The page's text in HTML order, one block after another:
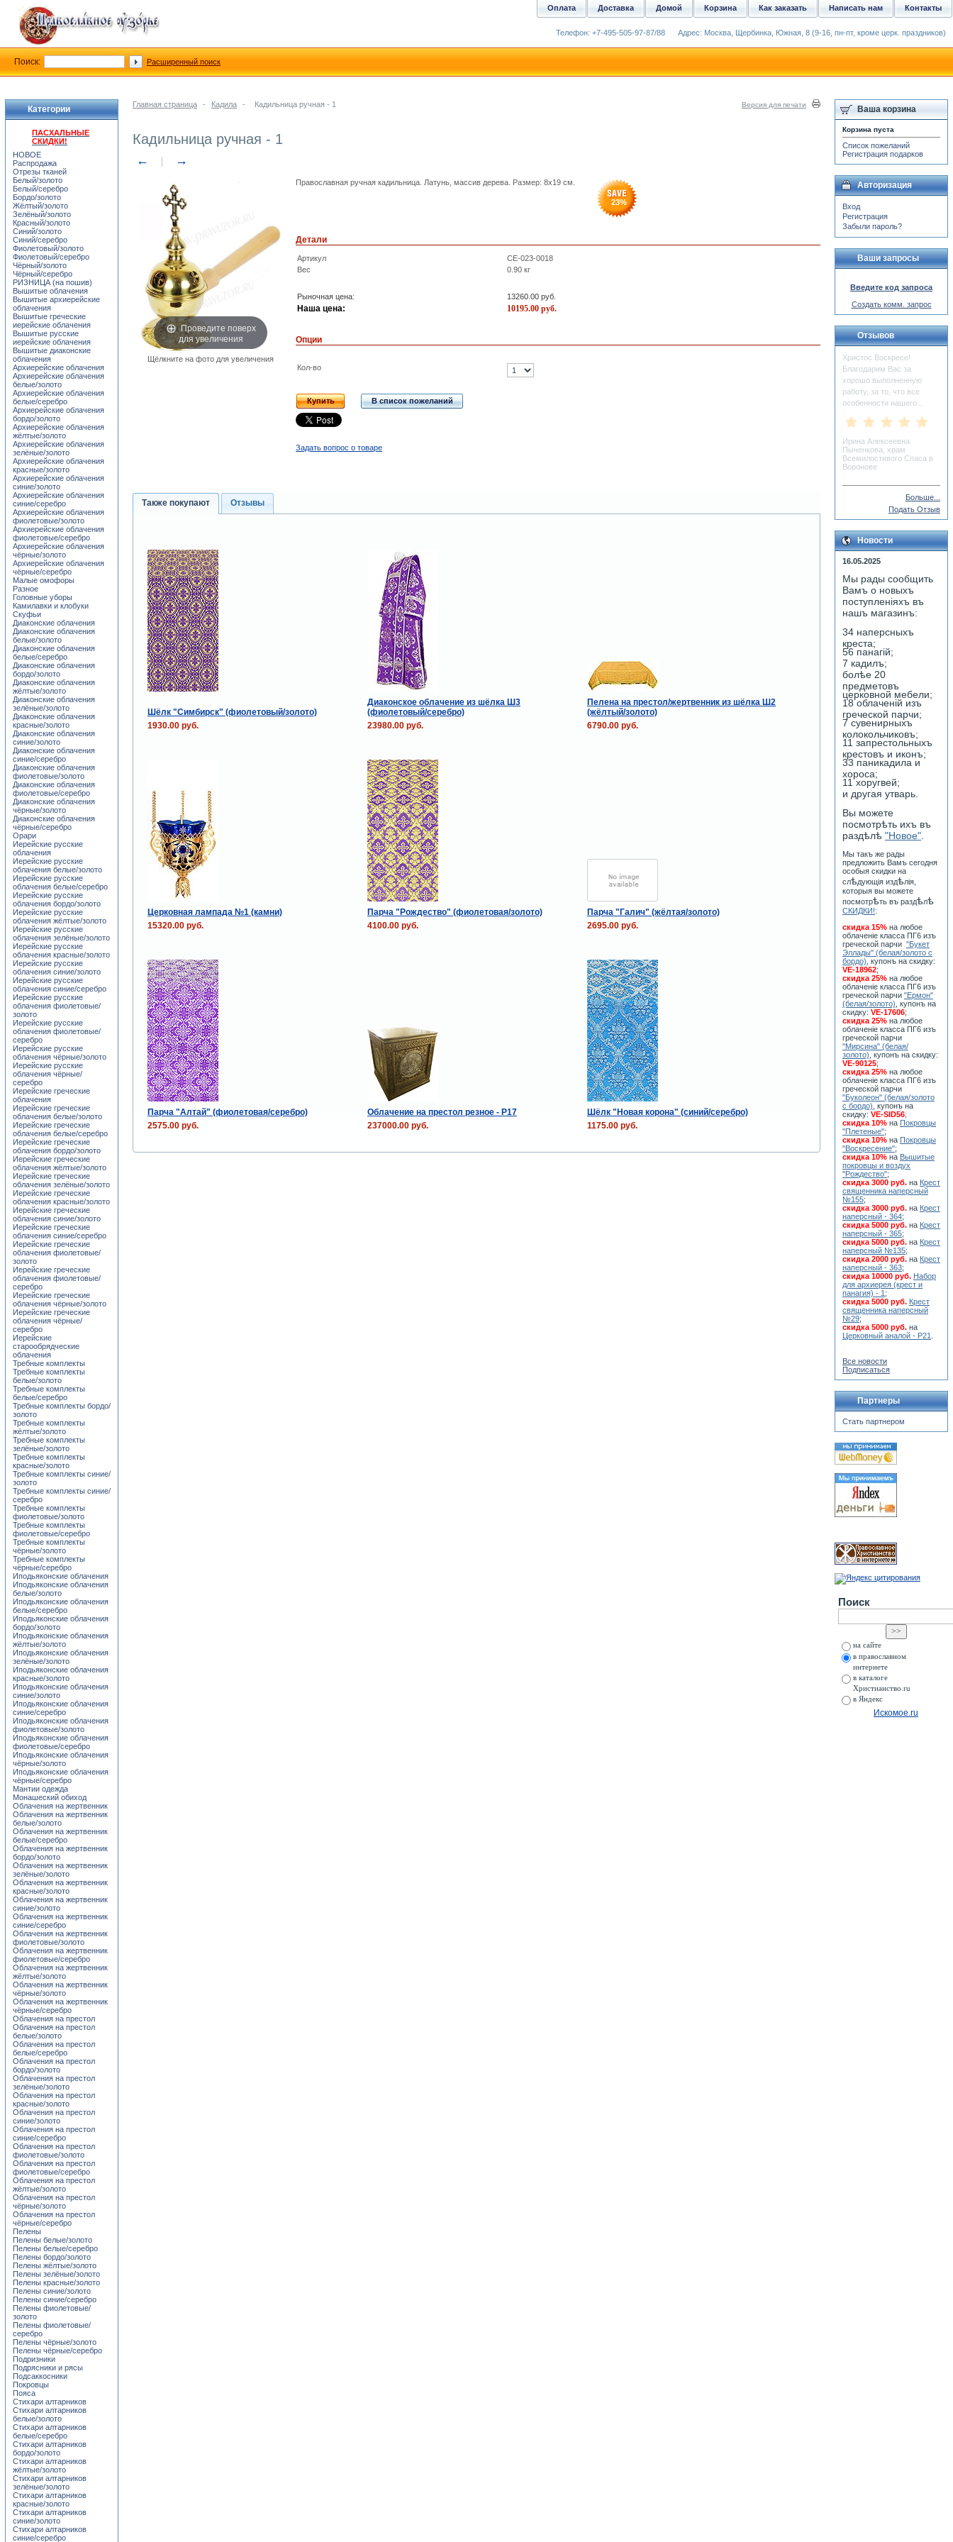
Главная страница - Кадила - Кадильница ручная - 1 Версия для печати
Кадильница ручная - 1
← →
Проведите поверх
для увеличения
Щёлкните на фото для увеличения
Православная ручная кадильница. Латунь, массив дерева. Размер: 8x19 см.
23%
Детали
Артикул
CE-023-0018
Вес
0.90 кг
Рыночная цена: 13260.00 руб.
Наша цена: 10195.00 руб.
Опции
Кол-во
Купить В список пожеланий
Задать вопрос о товаре
Также покупают Отзывы
Шёлк "Симбирск" (фиолетовый/золото)
Диаконское облачение из шёлка Ш3
(фиолетовый/серебро)
Пелена на престол/жертвенник из шёлка Ш2
(жёлтый/золото)
1930.00 руб.
23980.00 руб. 6790.00 руб.
Церковная лампада №1 (камни) Парча "Рождество" (фиолетовая/золото)
Парча "Галич" (жёлтая/золото)
15320.00 руб.
4100.00 руб. 2695.00 руб.
Парча "Алтай" (фиолетовая/серебро) Облачение на престол резное - P17
Шёлк "Новая корона" (синий/серебро)
2575.00 руб.
237000.00 руб. 1175.00 руб.
Категории
ПАСХАЛЬНЫЕ
СКИДКИ!
НОВОЕ
Распродажа
Отрезы тканей
Белый/золото
Белый/серебро
Бордо/золото
Жёлтый/золото
Зелёный/золото
Красный/золото
Синий/золото
Синий/серебро
Фиолетовый/золото
Фиолетовый/серебро
Чёрный/золото
Чёрный/серебро
РИЗНИЦА (на пошив)
Вышитые облачения
Вышитые архиерейские
облачения
Вышитые греческие
иерейские облачения
Вышитые русские
иерейские облачения
Вышитые диаконские
облачения
Архиерейские облачения
Архиерейские облачения
белые/золото
Архиерейские облачения
белые/серебро
Архиерейские облачения
бордо/золото
Архиерейские облачения
жёлтые/золото
Архиерейские облачения
зелёные/золото
Архиерейские облачения
красные/золото
Архиерейские облачения
синие/золото
Архиерейские облачения
синие/серебро
Архиерейские облачения
фиолетовые/золото
Архиерейские облачения
фиолетовые/серебро
Архиерейские облачения
чёрные/золото
Архиерейские облачения
чёрные/серебро
Малые омофоры
Разное
Головные уборы
Камилавки и клобуки
Скуфьи
Диаконские облачения
Диаконские облачения
белые/золото
Диаконские облачения
белые/серебро
Диаконские облачения
бордо/золото
Диаконские облачения
жёлтые/золото
Диаконские облачения
зелёные/золото
Диаконские облачения
красные/золото
Диаконские облачения
синие/золото
Диаконские облачения
синие/серебро
Диаконские облачения
фиолетовые/золото
Диаконские облачения
фиолетовые/серебро
Диаконские облачения
чёрные/золото
Диаконские облачения
чёрные/серебро
Орари
Иерейские русские
облачения
Иерейские русские
облачения белые/золото
Иерейские русские
облачения белые/серебро
Иерейские русские
облачения бордо/золото
Иерейские русские
облачения жёлтые/золото
Иерейские русские
облачения зелёные/золото
Иерейские русские
облачения красные/золото
Иерейские русские
облачения синие/золото
Иерейские русские
облачения синие/серебро
Иерейские русские
облачения фиолетовые/
золото
Иерейские русские
облачения фиолетовые/
серебро
Иерейские русские
облачения чёрные/золото
Иерейские русские
облачения чёрные/
серебро
Иерейские греческие
облачения
Иерейские греческие
облачения белые/золото
Иерейские греческие
облачения белые/серебро
Иерейские греческие
облачения бордо/золото
Иерейские греческие
облачения жёлтые/золото
Иерейские греческие
облачения зелёные/золото
Иерейские греческие
облачения красные/золото
Иерейские греческие
облачения синие/золото
Иерейские греческие
облачения синие/серебро
Иерейские греческие
облачения фиолетовые/
золото
Иерейские греческие
облачения фиолетовые/
серебро
Иерейские греческие
облачения чёрные/золото
Иерейские греческие
облачения чёрные/
серебро
Иерейские
старообрядческие
облачения
Требные комплекты
Требные комплекты
белые/золото
Требные комплекты
белые/серебро
Требные комплекты бордо/
золото
Требные комплекты
жёлтые/золото
Требные комплекты
зелёные/золото
Требные комплекты
красные/золото
Требные комплекты синие/
золото
Требные комплекты синие/
серебро
Требные комплекты
фиолетовые/золото
Требные комплекты
фиолетовые/серебро
Требные комплекты
чёрные/золото
Требные комплекты
чёрные/серебро
Иподьяконские облачения
Иподьяконские облачения
белые/золото
Иподьяконские облачения
белые/серебро
Иподьяконские облачения
бордо/золото
Иподьяконские облачения
жёлтые/золото
Иподьяконские облачения
зелёные/золото
Иподьяконские облачения
красные/золото
Иподьяконские облачения
синие/золото
Иподьяконские облачения
синие/серебро
Иподьяконские облачения
фиолетовые/золото
Иподьяконские облачения
фиолетовые/серебро
Иподьяконские облачения
чёрные/золото
Иподьяконские облачения
чёрные/серебро
Мантии одежда
Монашеский обиход
Облачения на жертвенник
Облачения на жертвенник
белые/золото
Облачения на жертвенник
белые/серебро
Облачения на жертвенник
бордо/золото
Облачения на жертвенник
зелёные/золото
Облачения на жертвенник
красные/золото
Облачения на жертвенник
синие/золото
Облачения на жертвенник
синие/серебро
Облачения на жертвенник
фиолетовые/золото
Облачения на жертвенник
фиолетовые/серебро
Облачения на жертвенник
жёлтые/золото
Облачения на жертвенник
чёрные/золото
Облачения на жертвенник
чёрные/серебро
Облачения на престол
Облачения на престол
белые/золото
Облачения на престол
белые/серебро
Облачения на престол
бордо/золото
Облачения на престол
зелёные/золото
Облачения на престол
красные/золото
Облачения на престол
синие/золото
Облачения на престол
синие/серебро
Облачения на престол
фиолетовые/золото
Облачения на престол
фиолетовые/серебро
Облачения на престол
жёлтые/золото
Облачения на престол
чёрные/золото
Облачения на престол
чёрные/серебро
Пелены
Пелены белые/золото
Пелены белые/серебро
Пелены бордо/золото
Пелены жёлтые/золото
Пелены зелёные/золото
Пелены красные/золото
Пелены синие/золото
Пелены синие/серебро
Пелены фиолетовые/
золото
Пелены фиолетовые/
серебро
Пелены чёрные/золото
Пелены чёрные/серебро
Подризники
Подрясники и рясы
Подсаккосники
Покровцы
Пояса
Стихари алтарников
Стихари алтарников
белые/золото
Стихари алтарников
белые/серебро
Стихари алтарников
бордо/золото
Стихари алтарников
жёлтые/золото
Стихари алтарников
зелёные/золото
Стихари алтарников
красные/золото
Стихари алтарников
синие/золото
Стихари алтарников
синие/серебро
Ваша корзина
Корзина пуста
Список пожеланий
Регистрация подарков
Авторизация
Вход
Регистрация
Забыли пароль?
Ваши запросы
Введите код запроса
Создать комм. запрос
Отзывов
Христос Воскресе!
Благодарим Вас за
хорошо выполненную
работу, за то, что все
особенности нашего...
Ирина Алексеевна
Пыченкова, храм
Всемилостивого Спаса в
Воронове
Больше...
Подать Отзыв
Новости
16.05.2025
Мы рады сообщить
Вамъ о новыхъ
поступленiяхъ въ
нашъ магазинъ:
34 наперсныхъ
креста;
56 панагiй;
7 кадилъ;
болѣе 20
предметовъ
церковной мебели;
18 облаченiй изъ
греческой парчи;
7 сувенирныхъ
колокольчиковъ;
11 запрестольныхъ
крестовъ и иконъ;
33 паникадила и
хороса;
11 хоругвей;
и другая утварь.
Вы можете
посмотрѣть ихъ въ
раздѣлѣ "Новое"
Мы такъ же рады
предложить Вамъ сегодня
особыя скидки на
слѣдующiя издѣлiя,
которыя вы можете
посмотрѣть въ раздѣлѣ
СКИДКИ!:
скидка 15% на любое
облаченiе класса ПГ6 изъ
греческой парчи "Букет
Эллады" (белая/золото с
бордо) , купонъ на скидку:
VE-18962;
скидка 25% на любое
облаченiе класса ПГ6 изъ
греческой парчи "Ермон"
(белая/золото) , купонъ на
скидку: VE-17606;
скидка 25% на любое
облаченiе класса ПГ6 изъ
греческой парчи
"Мирсина" (белая/
золото) , купонъ на скидку:
VE-90125;
скидка 25% на любое
облаченiе класса ПГ6 изъ
греческой парчи
"Буколеон" (белая/золото
с бордо) , купонъ на
скидку: VE-SID56;
скидка 10% на Покровцы
"Плетеные";
скидка 10% на Покровцы
"Воскресение";
скидка 10% на Вышитые
покровцы и воздух
"Рождество";
скидка 3000 руб. на Крест
священника наперсный
№155;
скидка 3000 руб. на Крест
наперсный - 364;
скидка 5000 руб. на Крест
наперсный - 365;
скидка 5000 руб. на Крест
наперсный №135;
скидка 2000 руб. на Крест
наперсный - 363;
скидка 10000 руб. Набор
для архиерея (крест и
панагия) - 1 ;
скидка 5000 руб. Крест
священника наперсный
№29;
скидка 5000 руб. на
Церковный аналой - Р21
Все новости
Подписаться
Партнеры
Стать партнером
Поиск
на сайте
в православном
интернете
в каталоге
Христианство.ru
в Яндекс
Искомое.ru
Контакты
Написать нам
Как заказать
Корзина
Домой
Доставка
Оплата
Телефон: +7-495-505-97-87/88 Адрес: Москва, Щербинка, Южная, 8 (9-16, пн-пт, кроме церк. праздников)
Поиск: Расширенный поиск